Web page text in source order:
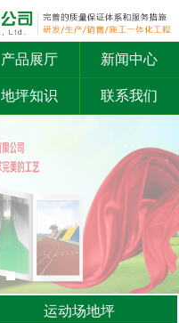
产品展厅 新闻中心
地坪知识 联系我们
运动场地坪